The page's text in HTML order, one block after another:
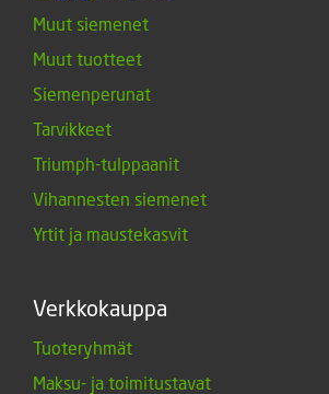
Muut siemenet
Muut tuotteet
Siemenperunat
Tarvikkeet
Triumph-tulppaanit
Vihannesten siemenet
Yrtit ja maustekasvit
Verkkokauppa
Tuoteryhmät
Maksu- ja toimitustavat